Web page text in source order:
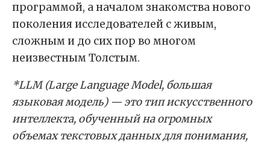
программой, а началом знакомства нового
поколения исследователей с живым,
сложным и до сих пор во многом
неизвестным Толстым.
*LLM (Large Language Model, большая
языковая модель) — это тип искусственного
интеллекта, обученный на огромных
объемах текстовых данных для понимания,